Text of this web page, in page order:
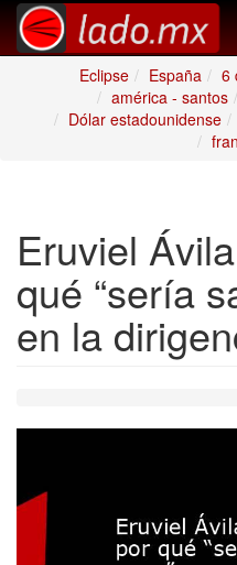
Eclipse
España 6
américa - santos
Dólar estadounidense
Eruviel
qué “sería
en la